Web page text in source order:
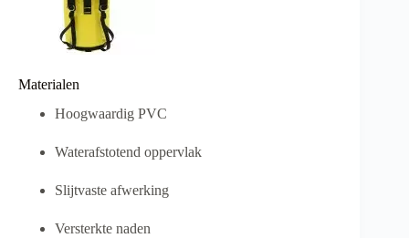
Materialen
Hoogwaardig PVC
Waterafstotend oppervlak
Slijtvaste afwerking
Versterkte naden